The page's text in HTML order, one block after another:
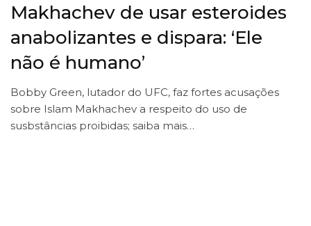
Makhachev de usar esteroides
anabolizantes e dispara: ‘Ele
não é humano’
Bobby Green, lutador do UFC, faz fortes acusações
sobre Islam Makhachev a respeito do uso de
susbstâncias proibidas; saiba mais…